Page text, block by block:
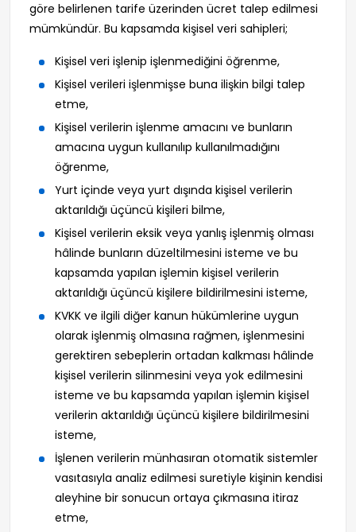
göre belirlenen tarife üzerinden ücret talep edilmesi
mümkündür. Bu kapsamda kişisel veri sahipleri;
Kişisel veri işlenip işlenmediğini öğrenme,
Kişisel verileri işlenmişse buna ilişkin bilgi talep
etme,
Kişisel verilerin işlenme amacını ve bunların
amacına uygun kullanılıp kullanılmadığını
öğrenme,
Yurt içinde veya yurt dışında kişisel verilerin
aktarıldığı üçüncü kişileri bilme,
Kişisel verilerin eksik veya yanlış işlenmiş olması
hâlinde bunların düzeltilmesini isteme ve bu
kapsamda yapılan işlemin kişisel verilerin
aktarıldığı üçüncü kişilere bildirilmesini isteme,
KVKK ve ilgili diğer kanun hükümlerine uygun
olarak işlenmiş olmasına rağmen, işlenmesini
gerektiren sebeplerin ortadan kalkması hâlinde
kişisel verilerin silinmesini veya yok edilmesini
isteme ve bu kapsamda yapılan işlemin kişisel
verilerin aktarıldığı üçüncü kişilere bildirilmesini
isteme,
İşlenen verilerin münhasıran otomatik sistemler
vasıtasıyla analiz edilmesi suretiyle kişinin kendisi
aleyhine bir sonucun ortaya çıkmasına itiraz
etme,